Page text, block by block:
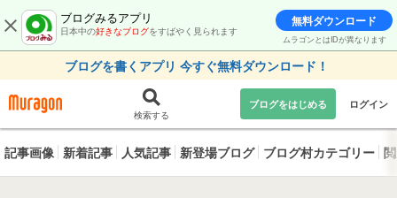
ブログみるアプリ
日本中の好きなブログをすばやく見られます
無料ダウンロード
ムラゴンとはIDが異なります
ブログを書くアプリ 今すぐ無料ダウンロード！
検索する
ブログをはじめる ログイン
記事画像 新着記事 人気記事 新登場ブログ ブログ村カテゴリー